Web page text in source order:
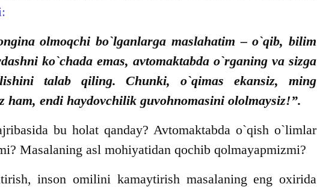
olmoqchi bo`lganlarga maslahatim – o`qib, bilim
ko`chada emas, avtomaktabda o`rganing va sizga
talab qiling. Chunki, o`qimas ekansiz, ming
ham, endi haydovchilik guvohnomasini ololmaysiz!”.
bu holat qanday? Avtomaktabda o`qish o`limlar
Masalaning asl mohiyatidan qochib qolmayapmizmi?
inson omilini kamaytirish masalaning eng oxirida